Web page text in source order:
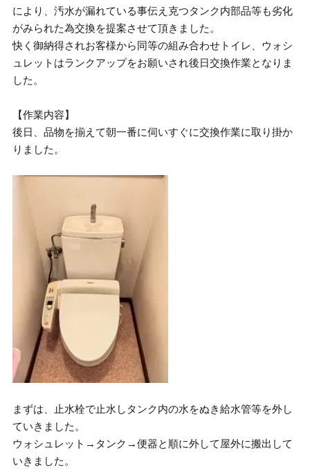
により、汚水が漏れている事伝え克つタンク内部品等も劣化
がみられた為交換を提案させて頂きました。
快く御納得されお客様から同等の組み合わせトイレ、ウォシ
ュレットはランクアップをお願いされ後日交換作業となりま
した。
【作業内容】
後日、品物を揃えて朝一番に伺いすぐに交換作業に取り掛か
りました。
まずは、止水栓で止水しタンク内の水をぬき給水管等を外し
ていきました。
ウォシュレット→タンク→便器と順に外して屋外に搬出して
いきました。